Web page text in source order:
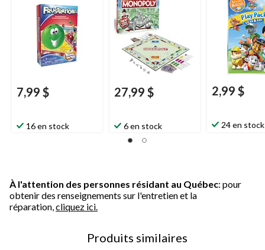
anniversaire/cadeau-
surprise
7,99 $
16 en stock
anniversaire/cadeau-
surprise
27,99 $
6 en stock
2,99 $
24 en stock
À l'attention des personnes résidant au Québec: pour
obtenir des renseignements sur l'entretien et la
réparation, cliquez ici.
Produits similaires